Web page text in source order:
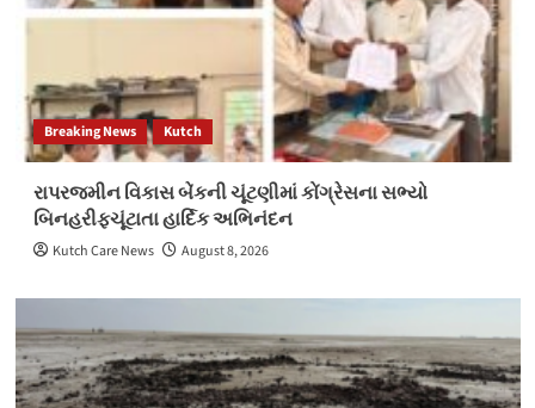
Breaking News Kutch
રાપરજમીન વિકાસ બેંકની ચૂંટણીમાં કોંગ્રેસના સભ્યો
બિનહરીફચૂંટાતા હાર્દિક અભિનંદન
Kutch Care News August 8, 2026